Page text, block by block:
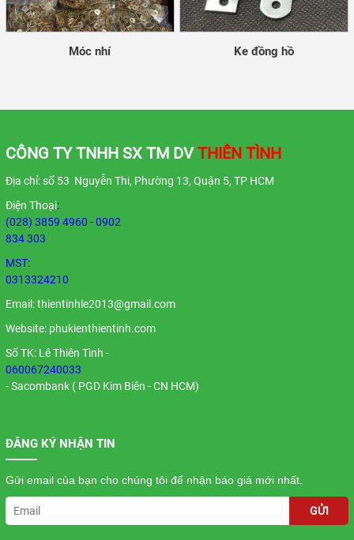
Móc nhí Ke đồng hồ
CÔNG TY TNHH SX TM DVTHIÊN TÌNH
Địa chỉ: số 53 Nguyễn Thi, Phường 13, Quận 5, TP HCM
Điện Thoại:
(028) 3859 4960 - 0902
834 303
MST:
0313324210
Email:thientinhle2013@gmail.com
Website: phukienthientinh.com
Số TK: Lê Thiên Tình -
060067240033
- Sacombank ( PGD Kim Biên - CN HCM)
ĐĂNG KÝ NHẬN TIN
Gửi email của bạn cho chúng tôi để nhận báo giá mới nhất.
GỬI